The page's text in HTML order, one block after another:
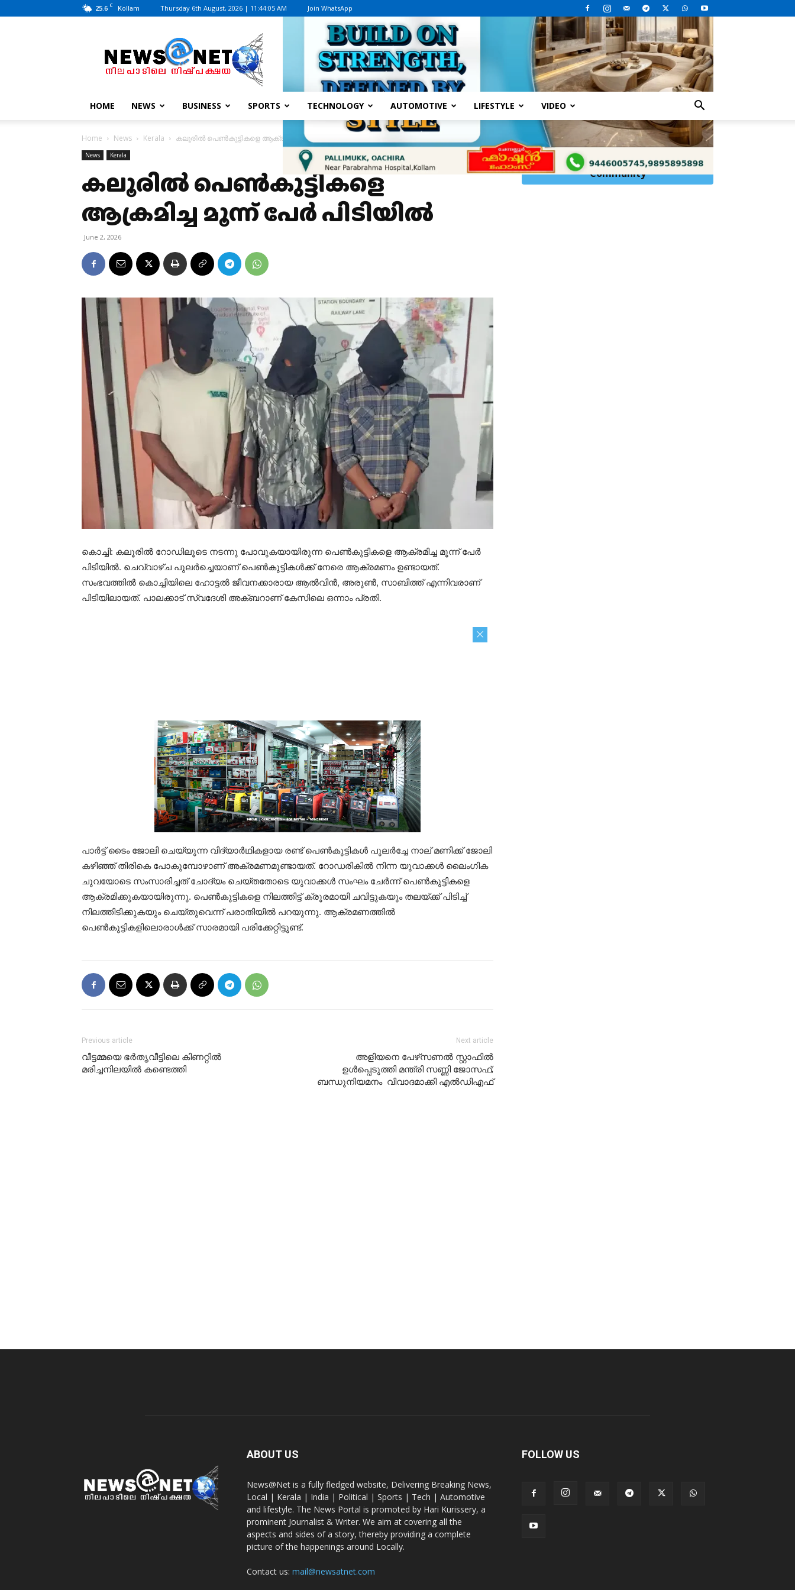
25.6 C Kollam Thursday 6th August, 2026 | 11:44:05 AM Join WhatsApp
News@Net
|
www.newsatnet.com
HOME NEWS BUSINESS SPORTS TECHNOLOGY AUTOMOTIVE LIFESTYLE VIDEO
Home News Kerala കലൂരിൽ പെൺകുട്ടികളെ ആക്രമിച്ച മൂന്ന് പേർ പിടിയിൽ
News Kerala
കലൂരിൽ പെൺകുട്ടികളെ
ആക്രമിച്ച മൂന്ന് പേർ പിടിയിൽ
June 2, 2026
കൊച്ചി: കലൂരിൽ റോഡിലൂടെ നടന്നു പോവുകയായിരുന്ന പെൺകുട്ടികളെ ആക്രമിച്ച മൂന്ന് പേർ
പിടിയിൽ. ചെവ്വാഴ്ച പുലർച്ചെയാണ് പെൺകുട്ടികൾക്ക് നേരെ ആക്രമണം ഉണ്ടായത്.
സംഭവത്തിൽ കൊച്ചിയിലെ ഹോട്ടൽ ജീവനക്കാരായ ആൽവിൻ, അരുൺ, സാബിത്ത് എന്നിവരാണ്
പിടിയിലായത്. പാലക്കാട് സ്വദേശി അക്ബറാണ് കേസിലെ ഒന്നാം പ്രതി.
പാർട്ട് ടൈം ജോലി ചെയ്യുന്ന വിദ്യാർഥികളായ രണ്ട് പെൺകുട്ടികൾ പുലർച്ചേ നാല് മണിക്ക് ജോലി
കഴിഞ്ഞ് തിരികെ പോകുമ്പോഴാണ് അക്രമണമുണ്ടായത്. റോഡരികിൽ നിന്ന യുവാക്കൾ ലൈംഗിക
ചുവയോടെ സംസാരിച്ചത് ചോദ്യം ചെയ്തതോടെ യുവാക്കൾ സംഘം ചേർന്ന് പെൺകുട്ടികളെ
ആക്രമിക്കുകയായിരുന്നു. പെൺകുട്ടികളെ നിലത്തിട്ട് ക്രൂരമായി ചവിട്ടുകയും തലയ്ക്ക് പിടിച്ച്
നിലത്തിടിക്കുകയും ചെയ്തുവെന്ന് പരാതിയിൽ പറയുന്നു. ആക്രമണത്തിൽ
പെൺകുട്ടികളിലൊരാൾക്ക് സാരമായി പരിക്കേറ്റിട്ടുണ്ട്.
Previous article
വീട്ടമ്മയെ ഭർതൃവീട്ടിലെ കിണറ്റിൽ
മരിച്ചനിലയിൽ കണ്ടെത്തി
Next article
അളിയനെ പേഴ്‌സണൽ സ്റ്റാഫിൽ
ഉൾപ്പെടുത്തി മന്ത്രി സണ്ണി ജോസഫ്;
ബന്ധുനിയമനം വിവാദമാക്കി എൽഡിഎഫ്
Click Here toJoinWhatsApp
Community
ABOUT US
News@Net is a fully fledged website, Delivering Breaking News,
Local | Kerala | India | Political | Sports | Tech | Automotive
and lifestyle. The News Portal is promoted by Hari Kurissery, a
prominent Journalist & Writer. We aim at covering all the
aspects and sides of a story, thereby providing a complete
picture of the happenings around Locally.
Contact us: mail@newsatnet.com
FOLLOW US